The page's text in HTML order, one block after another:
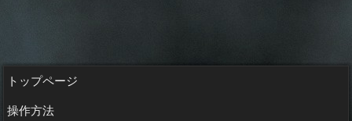
トップページ
操作方法